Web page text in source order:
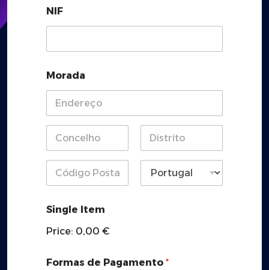
NIF
Morada
Region
Single Item
Price: 0,00 €
Formas de Pagamento *